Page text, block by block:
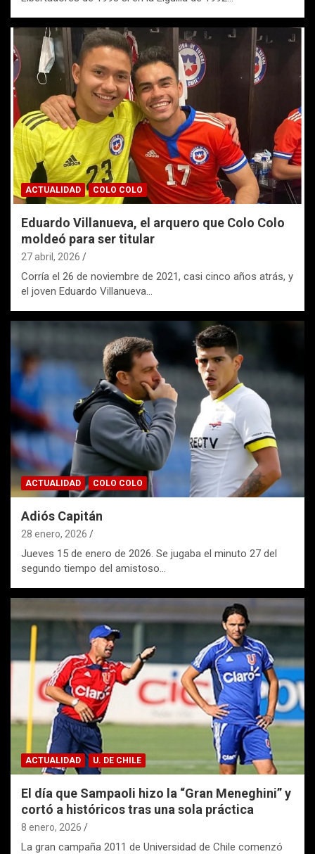
ACTUALIDAD COLO COLO
Eduardo Villanueva, el arquero que Colo Colo
moldeó para ser titular
27 abril, 2026
Corría el 26 de noviembre de 2021, casi cinco años atrás, y
el joven Eduardo Villanueva…
ACTUALIDAD COLO COLO
Adiós Capitán
28 enero, 2026
Jueves 15 de enero de 2026. Se jugaba el minuto 27 del
segundo tiempo del amistoso…
ACTUALIDAD U. DE CHILE
El día que Sampaoli hizo la “Gran Meneghini” y
cortó a históricos tras una sola práctica
8 enero, 2026
La gran campaña 2011 de Universidad de Chile comenzó